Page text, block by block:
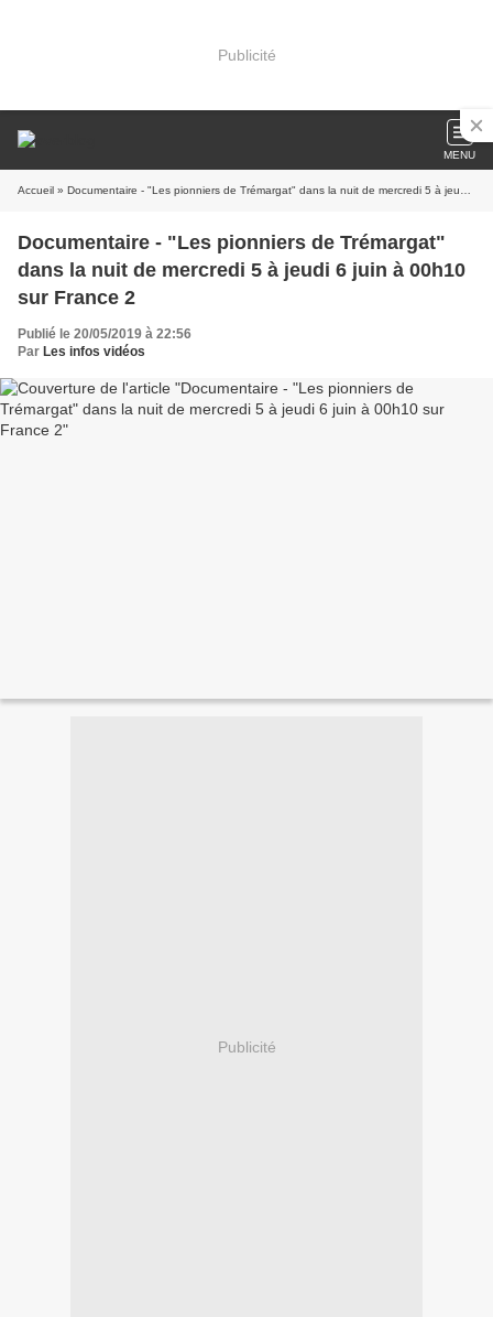
Publicité
MENU
Accueil » Documentaire - "Les pionniers de Trémargat" dans la nuit de mercredi 5 à jeudi 6 juin à 00h10 sur France 2
Documentaire - "Les pionniers de Trémargat"
dans la nuit de mercredi 5 à jeudi 6 juin à 00h10
sur France 2
Publié le 20/05/2019 à 22:56
Par Les infos vidéos
Publicité